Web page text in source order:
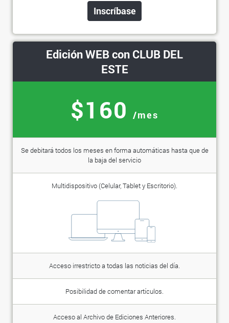
Inscríbase
Edición WEB con CLUB DEL
ESTE
$160 /mes
Se debitará todos los meses en forma automáticas hasta que de
la baja del servicio
Multidispositivo (Celular, Tablet y Escritorio).
Acceso irrestricto a todas las noticias del día.
Posibilidad de comentar artículos.
Acceso al Archivo de Ediciones Anteriores.